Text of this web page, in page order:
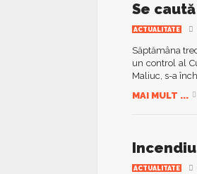
Se
ACTUALITATE
Săptămâna
un control al
Maliuc, s-a
MAI MULT ...
ACTUALITATE